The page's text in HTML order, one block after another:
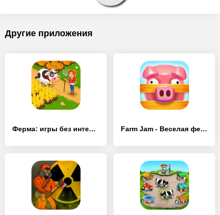
Другие приложения
Ферма: игры без интернета. - [MOD Бесконечные монеты] Farm Jam - Веселая ферма - [MOD Много денег]